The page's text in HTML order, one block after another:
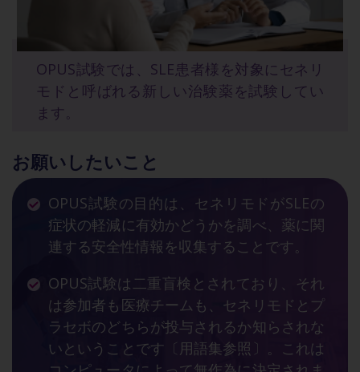
OPUS試験では、SLE患者様を対象にセネリ
モドと呼ばれる新しい治験薬を試験してい
ます。
お願いしたいこと
OPUS試験の目的は、セネリモドがSLEの
症状の軽減に有効かどうかを調べ、薬に関
連する安全性情報を収集することです。
OPUS試験は二重盲検とされており、それ
は参加者も医療チームも、セネリモドとプ
ラセボのどちらが投与されるか知らされな
いということです〔用語集参照〕。これは